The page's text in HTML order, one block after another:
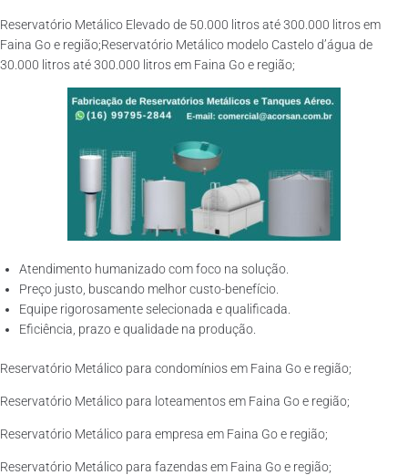
Reservatório Metálico Elevado de 50.000 litros até 300.000 litros em
Faina Go e região;Reservatório Metálico modelo Castelo d’água de
30.000 litros até 300.000 litros em Faina Go e região;
Atendimento humanizado com foco na solução.
Preço justo, buscando melhor custo-benefício.
Equipe rigorosamente selecionada e qualificada.
Eficiência, prazo e qualidade na produção.
Reservatório Metálico para condomínios em Faina Go e região;
Reservatório Metálico para loteamentos em Faina Go e região;
Reservatório Metálico para empresa em Faina Go e região;
Reservatório Metálico para fazendas em Faina Go e região;